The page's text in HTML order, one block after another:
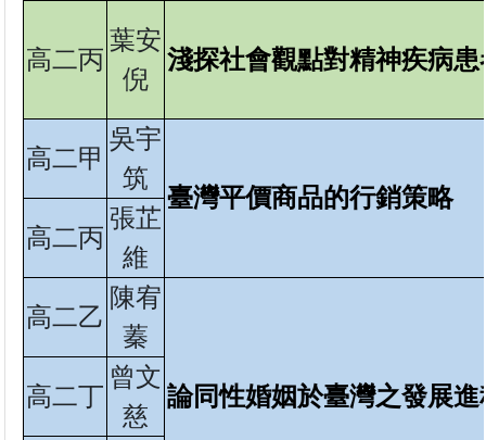
高二丙
葉安
倪
淺探社會觀點對精神疾病
高二甲
吳宇
筑
臺灣平價商品的行銷策略
高二丙
張芷
維
高二乙
陳宥
蓁
論同性婚姻於臺灣之發展
高二丁
曾文
慈